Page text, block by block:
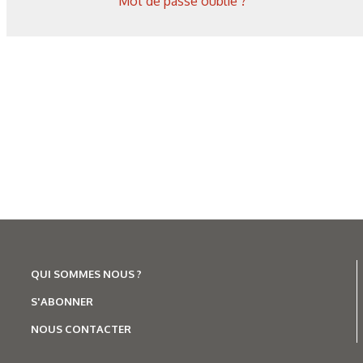
QUI SOMMES NOUS ?
S'ABONNER
NOUS CONTACTER